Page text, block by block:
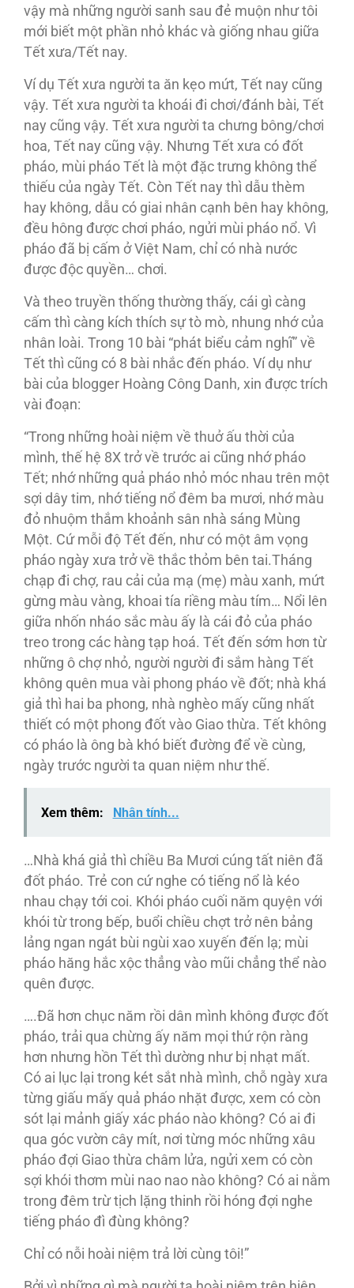
vậy mà những người sanh sau đẻ muộn như tôi
mới biết một phần nhỏ khác và giống nhau giữa
Tết xưa/Tết nay.
Ví dụ Tết xưa người ta ăn kẹo mứt, Tết nay cũng
vậy. Tết xưa người ta khoái đi chơi/đánh bài, Tết
nay cũng vậy. Tết xưa người ta chưng bông/chơi
hoa, Tết nay cũng vậy. Nhưng Tết xưa có đốt
pháo, mùi pháo Tết là một đặc trưng không thể
thiếu của ngày Tết. Còn Tết nay thì dẫu thèm
hay không, dẫu có giai nhân cạnh bên hay không,
đều hông được chơi pháo, ngửi mùi pháo nổ. Vì
pháo đã bị cấm ở Việt Nam, chỉ có nhà nước
được độc quyền… chơi.
Và theo truyền thống thường thấy, cái gì càng
cấm thì càng kích thích sự tò mò, nhung nhớ của
nhân loài. Trong 10 bài “phát biểu cảm nghĩ” về
Tết thì cũng có 8 bài nhắc đến pháo. Ví dụ như
bài của blogger Hoàng Công Danh, xin được trích
vài đoạn:
“Trong những hoài niệm về thuở ấu thời của
mình, thế hệ 8X trở về trước ai cũng nhớ pháo
Tết; nhớ những quả pháo nhỏ móc nhau trên một
sợi dây tim, nhớ tiếng nổ đêm ba mươi, nhớ màu
đỏ nhuộm thắm khoảnh sân nhà sáng Mùng
Một. Cứ mỗi độ Tết đến, như có một âm vọng
pháo ngày xưa trở về thắc thỏm bên tai.Tháng
chạp đi chợ, rau cải của mạ (mẹ) màu xanh, mứt
gừng màu vàng, khoai tía riềng màu tím… Nổi lên
giữa nhốn nháo sắc màu ấy là cái đỏ của pháo
treo trong các hàng tạp hoá. Tết đến sớm hơn từ
những ô chợ nhỏ, người người đi sắm hàng Tết
không quên mua vài phong pháo về đốt; nhà khá
giả thì hai ba phong, nhà nghèo mấy cũng nhất
thiết có một phong đốt vào Giao thừa. Tết không
có pháo là ông bà khó biết đường để về cùng,
ngày trước người ta quan niệm như thế.
Xem thêm: Nhân tính...
…Nhà khá giả thì chiều Ba Mươi cúng tất niên đã
đốt pháo. Trẻ con cứ nghe có tiếng nổ là kéo
nhau chạy tới coi. Khói pháo cuối năm quyện với
khói từ trong bếp, buổi chiều chợt trở nên bảng
lảng ngan ngát bùi ngùi xao xuyến đến lạ; mùi
pháo hăng hắc xộc thẳng vào mũi chẳng thể nào
quên được.
….Ðã hơn chục năm rồi dân mình không được đốt
pháo, trải qua chừng ấy năm mọi thứ rộn ràng
hơn nhưng hồn Tết thì dường như bị nhạt mất.
Có ai lục lại trong két sắt nhà mình, chỗ ngày xưa
từng giấu mấy quả pháo nhặt được, xem có còn
sót lại mảnh giấy xác pháo nào không? Có ai đi
qua góc vườn cây mít, nơi từng móc những xâu
pháo đợi Giao thừa châm lửa, ngửi xem có còn
sợi khói thơm mùi nao nao nào không? Có ai nằm
trong đêm trừ tịch lặng thinh rồi hóng đợi nghe
tiếng pháo đì đùng không?
Chỉ có nỗi hoài niệm trả lời cùng tôi!”